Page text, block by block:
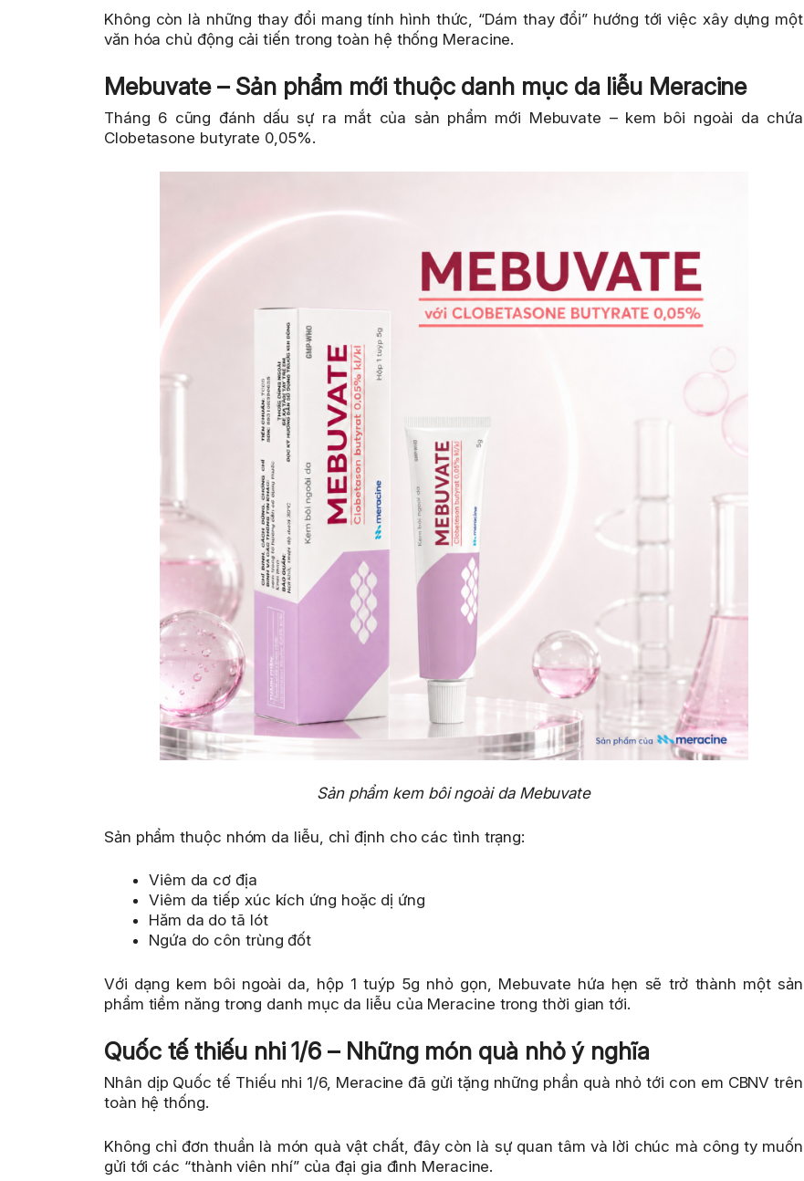
Không còn là những thay đổi mang tính hình thức, “Dám thay đổi” hướng tới việc xây dựng một
văn hóa chủ động cải tiến trong toàn hệ thống Meracine.
Mebuvate – Sản phẩm mới thuộc danh mục da liễu Meracine
Tháng 6 cũng đánh dấu sự ra mắt của sản phẩm mới Mebuvate – kem bôi ngoài da chứa
Clobetasone butyrate 0,05%.
Sản phẩm kem bôi ngoài da Mebuvate
Sản phẩm thuộc nhóm da liễu, chỉ định cho các tình trạng:
Viêm da cơ địa
Viêm da tiếp xúc kích ứng hoặc dị ứng
Hăm da do tã lót
Ngứa do côn trùng đốt
Với dạng kem bôi ngoài da, hộp 1 tuýp 5g nhỏ gọn, Mebuvate hứa hẹn sẽ trở thành một sản
phẩm tiềm năng trong danh mục da liễu của Meracine trong thời gian tới.
Quốc tế thiếu nhi 1/6 – Những món quà nhỏ ý nghĩa
Nhân dịp Quốc tế Thiếu nhi 1/6, Meracine đã gửi tặng những phần quà nhỏ tới con em CBNV trên
toàn hệ thống.
Không chỉ đơn thuần là món quà vật chất, đây còn là sự quan tâm và lời chúc mà công ty muốn
gửi tới các “thành viên nhí” của đại gia đình Meracine.